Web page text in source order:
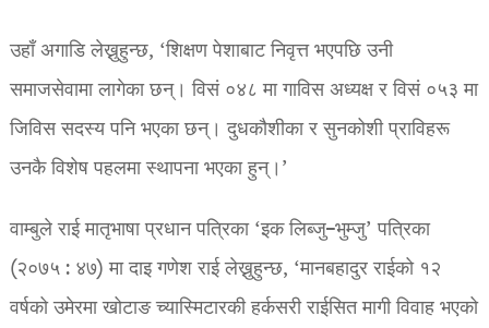
उहाँ अगाडि लेख्नुहुन्छ, ‘शिक्षण पेशाबाट निवृत्त भएपछि उनी
समाजसेवामा लागेका छन्। विसं ०४८ मा गाविस अध्यक्ष र विसं ०५३ मा
जिविस सदस्य पनि भएका छन्। दुधकौशीका र सुनकोशी प्राविहरू
उनकै विशेष पहलमा स्थापना भएका हुन्।’
वाम्बुले राई मातृभाषा प्रधान पत्रिका ‘इक लिब्जु–भुम्जु’ पत्रिका
(२०७५ : ४७) मा दाइ गणेश राई लेख्नुहुन्छ, ‘मानबहादुर राईको १२
वर्षको उमेरमा खोटाङ च्यास्मिटारकी हर्कसरी राईसित मागी विवाह भएको